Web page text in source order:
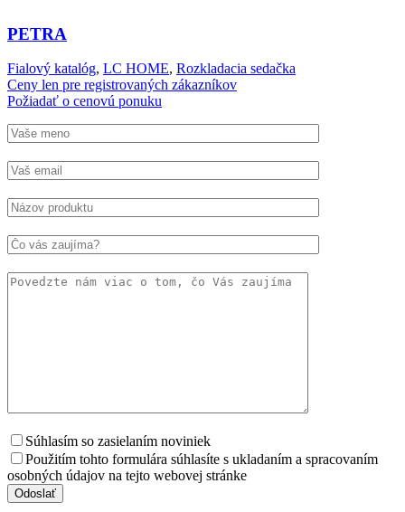
PETRA
Fialový katalóg, LC HOME, Rozkladacia sedačka
Ceny len pre registrovaných zákazníkov
Požiadať o cenovú ponuku
Súhlasím so zasielaním noviniek
Použitím tohto formulára súhlasíte s ukladaním a spracovaním
osobných údajov na tejto webovej stránke